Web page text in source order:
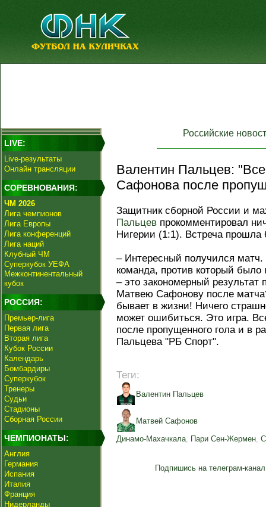
LIVE:
Live-результаты
Онлайн трансляции
СОРЕВНОВАНИЯ:
ЧМ 2026
Лига чемпионов
Лига Европы
Лига конференций
Лига наций
Клубный ЧМ
Суперкубок УЕФА
Межконтинентальный
кубок
РОССИЯ:
Премьер-лига
Первая лига
Вторая лига
Кубок России
Календарь
Бомбардиры
Суперкубок
Тренеры
Судьи
Стадионы
Сборная России
ЧЕМПИОНАТЫ:
Англия
Германия
Испания
Италия
Франция
Нидерланды
Российские
Валентин Пальцев:
Сафонова после
Защитник сборной России и
Пальцев прокомментировал
Нигерии (1:1). Встреча
– Интересный получился
команда, против который было
– это закономерный
Матвею Сафонову после
бывает в жизни! Ничего
может ошибиться. Это игра.
после пропущенного гола и в
Пальцева "РБ Спорт".
Теги:
Валентин Пальцев
Матвей Сафонов
Динамо-Махачкала, Пари Сен-Жермен,
Подпишись на телеграм-